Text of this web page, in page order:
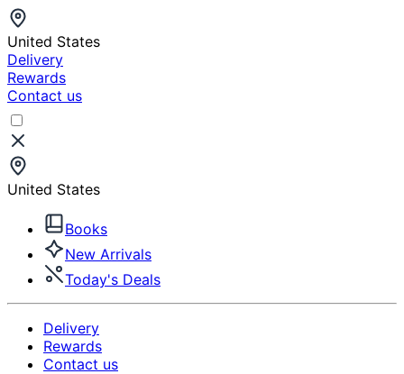
United States
Delivery
Rewards
Contact us
United States
Books
New Arrivals
Today's Deals
Delivery
Rewards
Contact us